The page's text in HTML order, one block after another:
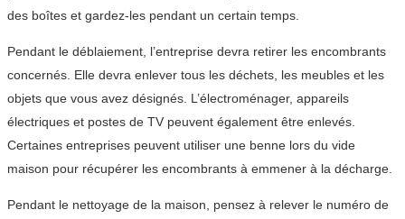
des boîtes et gardez-les pendant un certain temps.
Pendant le déblaiement, l’entreprise devra retirer les encombrants
concernés. Elle devra enlever tous les déchets, les meubles et les
objets que vous avez désignés. L’électroménager, appareils
électriques et postes de TV peuvent également être enlevés.
Certaines entreprises peuvent utiliser une benne lors du vide
maison pour récupérer les encombrants à emmener à la décharge.
Pendant le nettoyage de la maison, pensez à relever le numéro de